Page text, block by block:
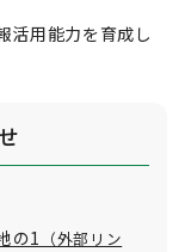
活用能力を育成し
の1 （外部リン